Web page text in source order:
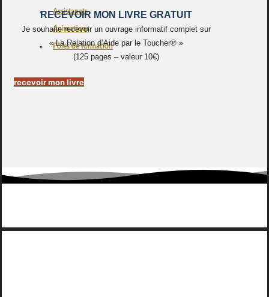
Assistanats
Animations
Pôles de formation
RECEVOIR MON LIVRE GRATUIT
Je souhaite recevoir un ouvrage informatif complet sur
« La Relation d’Aide par le Toucher® »
(125 pages – valeur 10€)
recevoir mon livre